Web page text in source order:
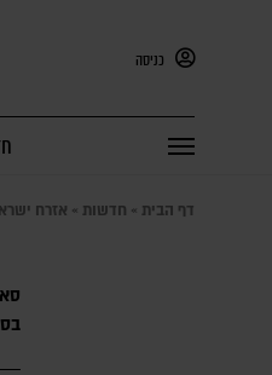
כניסה
דף הבית » חדשות » אזרח